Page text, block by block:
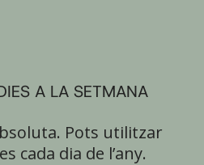
A LA SETMANA
Pots utilitzar
cada dia de l’any.